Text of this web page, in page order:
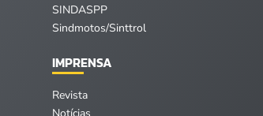
SINDASPP
Sindmotos/Sinttrol
IMPRENSA
Revista
Notícias